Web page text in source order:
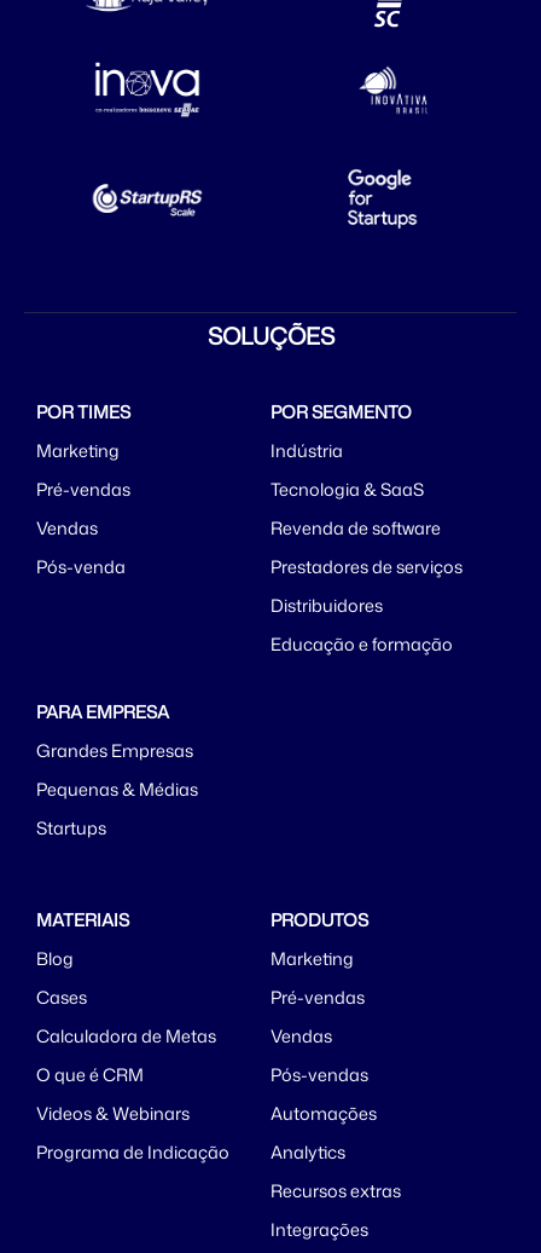
SOLUÇÕES
POR TIMES
Marketing
Pré-vendas
Vendas
Pós-venda
POR SEGMENTO
Indústria
Tecnologia & SaaS
Revenda de software
Prestadores de serviços
Distribuidores
Educação e formação
PARA EMPRESA
Grandes Empresas
Pequenas & Médias
Startups
MATERIAIS
Blog
Cases
Calculadora de Metas
O que é CRM
Videos & Webinars
Programa de Indicação
PRODUTOS
Marketing
Pré-vendas
Vendas
Pós-vendas
Automações
Analytics
Recursos extras
Integrações